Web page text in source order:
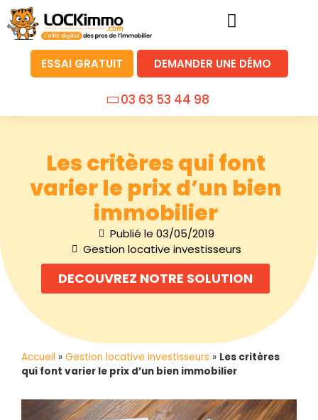
ESSAI GRATUIT DEMANDER UNE DÉMO
03 63 53 44 98
Les critères qui font
varier le prix d’un bien
immobilier
Publié le 03/05/2019
Gestion locative investisseurs
DECOUVREZ NOTRE SOLUTION
Accueil » Gestion locative investisseurs » Les critères
qui font varier le prix d’un bien immobilier